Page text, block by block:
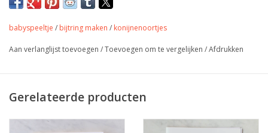
babyspeeltje / bijtring maken / konijnenoortjes
Aan verlanglijst toevoegen /Toevoegen om te vergelijken /Afdrukken
Gerelateerde producten